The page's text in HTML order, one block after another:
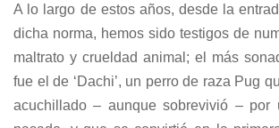
A lo largo de estos años, desde la
dicha norma, hemos sido testigos de
maltrato y crueldad animal; el más
fue el de ‘Dachi’, un perro de raza Pug
acuchillado – aunque sobrevivió – por